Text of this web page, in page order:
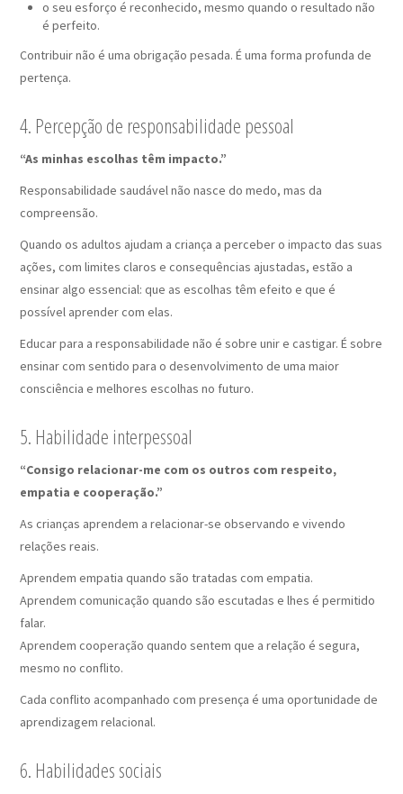
o seu esforço é reconhecido, mesmo quando o resultado não
é perfeito.
Contribuir não é uma obrigação pesada. É uma forma profunda de
pertença.
4. Percepção de responsabilidade pessoal
“As minhas escolhas têm impacto.”
Responsabilidade saudável não nasce do medo, mas da
compreensão.
Quando os adultos ajudam a criança a perceber o impacto das suas
ações, com limites claros e consequências ajustadas, estão a
ensinar algo essencial: que as escolhas têm efeito e que é
possível aprender com elas.
Educar para a responsabilidade não é sobre unir e castigar. É sobre
ensinar com sentido para o desenvolvimento de uma maior
consciência e melhores escolhas no futuro.
5. Habilidade interpessoal
“Consigo relacionar-me com os outros com respeito,
empatia e cooperação.”
As crianças aprendem a relacionar-se observando e vivendo
relações reais.
Aprendem empatia quando são tratadas com empatia.
Aprendem comunicação quando são escutadas e lhes é permitido
falar.
Aprendem cooperação quando sentem que a relação é segura,
mesmo no conflito.
Cada conflito acompanhado com presença é uma oportunidade de
aprendizagem relacional.
6. Habilidades sociais